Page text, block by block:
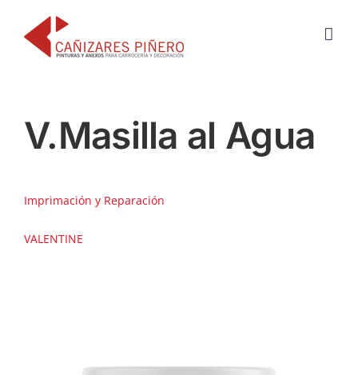
contenido
V.Masilla al Agua
Imprimación y Reparación
VALENTINE